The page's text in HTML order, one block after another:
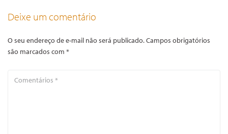
Deixe um comentário
O seu endereço de e-mail não será publicado.Campos obrigatórios
são marcados com *